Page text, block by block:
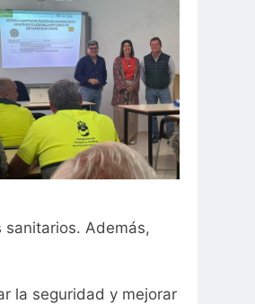
Además,
la seguridad y mejorar